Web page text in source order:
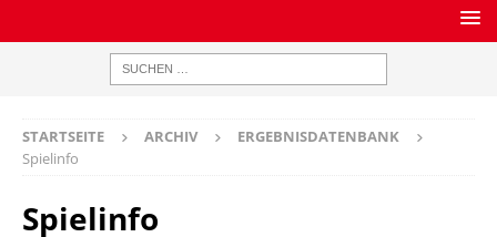
STARTSEITE ARCHIV
ERGEBNISDATENBANK
Spielinfo
Spielinfo